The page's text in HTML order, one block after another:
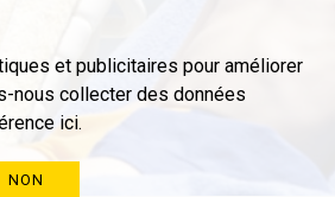
et publicitaires pour améliorer
nous collecter des données
ici.
NON